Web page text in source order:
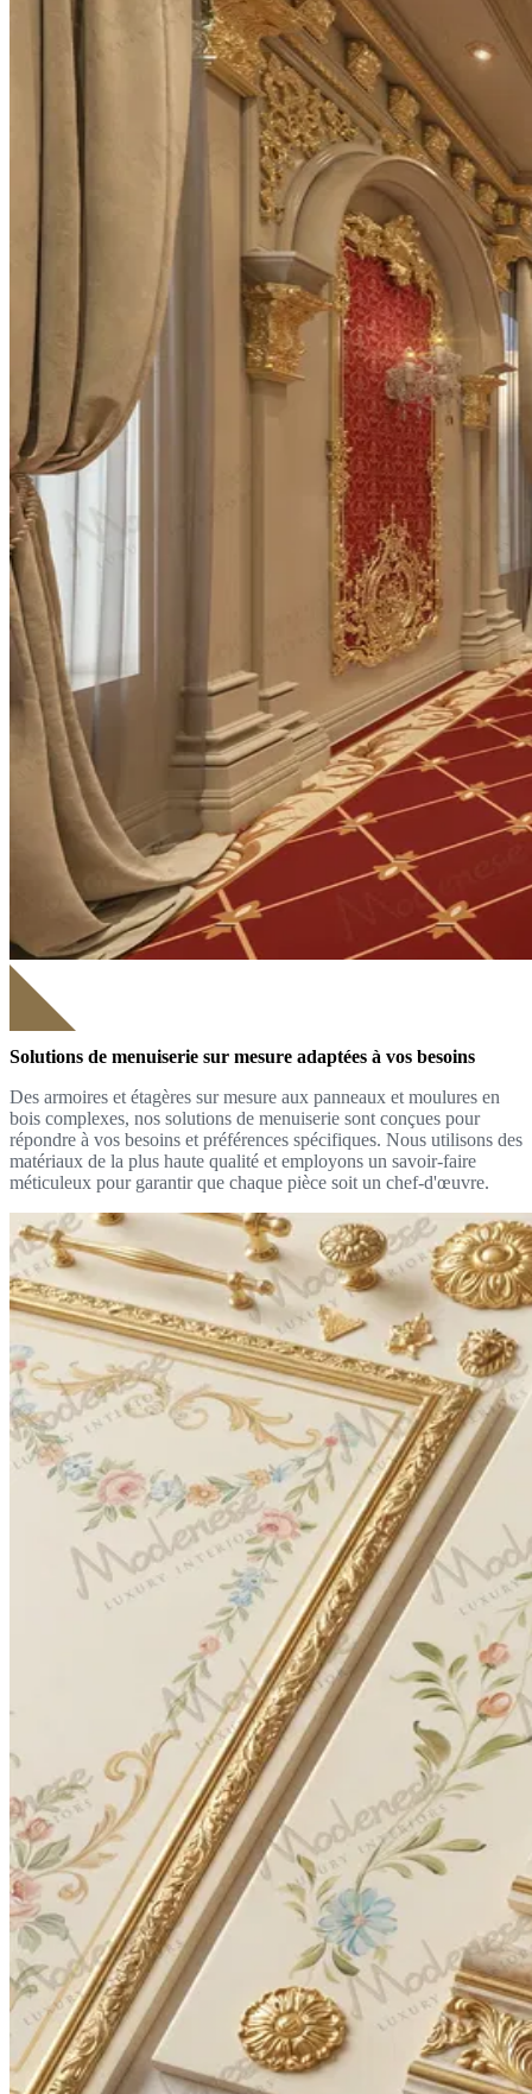
Solutions de menuiserie sur mesure adaptées à vos besoins
Des armoires et étagères sur mesure aux panneaux et moulures en
bois complexes, nos solutions de menuiserie sont conçues pour
répondre à vos besoins et préférences spécifiques. Nous utilisons des
matériaux de la plus haute qualité et employons un savoir-faire
méticuleux pour garantir que chaque pièce soit un chef-d'œuvre.